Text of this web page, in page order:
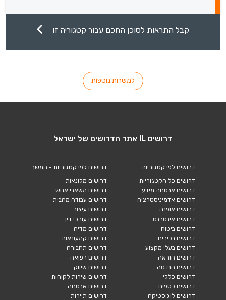
קבל התראות לסוכן החכם עבור קטגוריה זו
למשרות נוספות
דרושים IL אתר הדרושים של ישראל
דרושים לפי קטגוריות
דרושים כל הקטגוריות
דרושים אבטחת מידע
דרושים אדמיניסטרציה
דרושים אופנה
דרושים אינטרנט
דרושים ביטוח
דרושים בכירים
דרושים בעלי מקצוע
דרושים הוראה
דרושים הנדסה
דרושים כללי
דרושים כספים
דרושים לוגיסטיקה
דרושים לפי קטגוריות - המשך
דרושים מלונאות
דרושים משאבי אנוש
דרושים עבודה מהבית
דרושים עיצוב
דרושים עורכי דין
דרושים מדיה
דרושים קמעונאות
דרושים תחבורה
דרושים רפואה
דרושים שיווק
דרושים שירות לקוחות
דרושים אבטחה
דרושים תיירות